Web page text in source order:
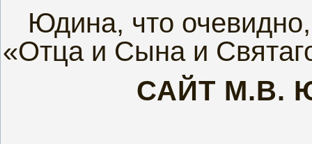
Юдина, что
«Отца и Сына и
САЙТ М.В.